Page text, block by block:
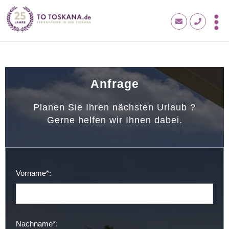
Anfrage
Planen Sie Ihren nächsten Urlaub ?
Gerne helfen wir Ihnen dabei.
Vorname*:
Nachname*: